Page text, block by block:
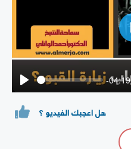
Play
-04:19
هل اعجبك الفيديو ؟